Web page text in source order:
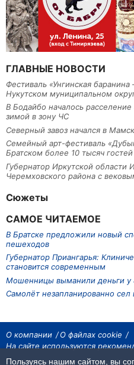
ГЛАВНЫЕ НОВОСТИ
Фестиваль «Унгинская
Нукутском муниципальном
В Бодайбо началось
зимой в зону ЧС
Северный завоз начался в
Семейный арт-фестиваль
Братском более 10 тысяч гостей
Губернатор Иркутской области
Черемховского района с
Сюжеты
САМОЕ ЧИТАЕМОЕ
В Братске предложили новый
пешеходов
Губернатор Приангарья:
становится современным
Мошенницы выманили деньги у
Самолёт незапланированно сел
О компании
О файлах cookie
На сайте используются
На сайте размещаются материалы ИА
Пользуясь нашим сайтом, вы